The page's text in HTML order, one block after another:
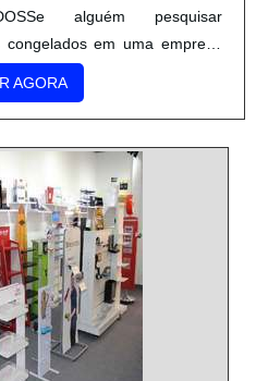
alguém pesquisar
em uma empresa
depara com a Top Quality.
AGORA